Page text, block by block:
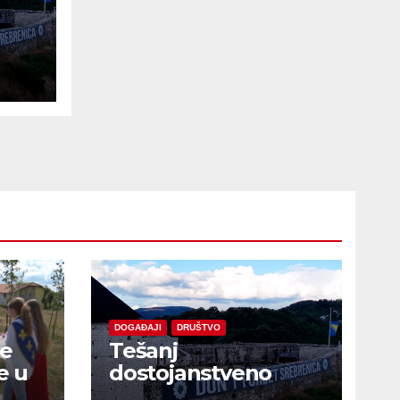
u
DOGAĐAJI DRUŠTVO
Tešanj
dostojanstveno